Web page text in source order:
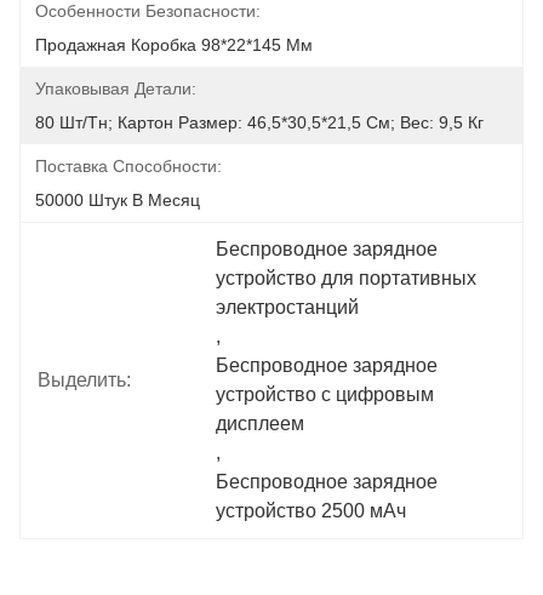
Особенности Безопасности:
Продажная Коробка 98*22*145 Мм
Упаковывая Детали:
80 Шт/тн; Картон Размер: 46,5*30,5*21,5 См; Вес: 9,5 Кг
Поставка Способности:
50000 Штук В Месяц
Выделить:
Беспроводное зарядное
устройство для портативных
электростанций
,
Беспроводное зарядное
устройство с цифровым
дисплеем
,
Беспроводное зарядное
устройство 2500 мАч